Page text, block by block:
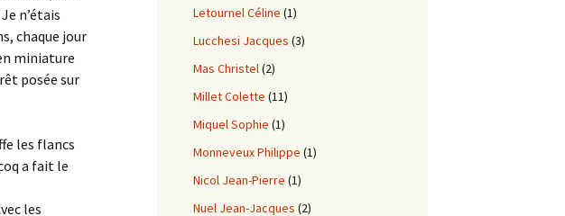
n’étais
chaque jour
miniature
posée sur
les flancs
a fait le
les
Letournel Céline (1)
Lucchesi Jacques (3)
Mas Christel(2)
Millet Colette (11)
Miquel Sophie (1)
Monneveux Philippe (1)
Nicol Jean-Pierre (1)
Nuel Jean-Jacques (2)